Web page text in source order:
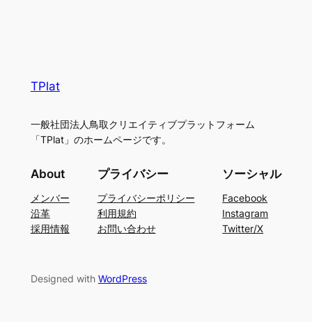
TPlat
一般社団法人鳥取クリエイティブプラットフォーム
「TPlat」のホームページです。
About
メンバー
沿革
採用情報
プライバシー
プライバシーポリシー
利用規約
お問い合わせ
ソーシャル
Facebook
Instagram
Twitter/X
Designed with WordPress